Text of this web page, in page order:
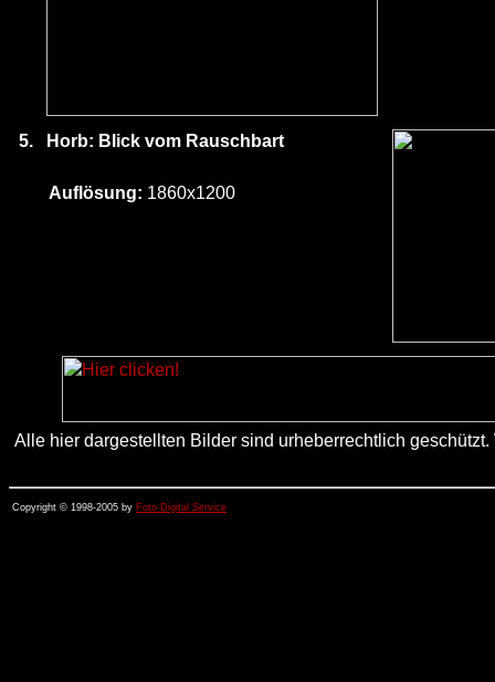
5. Horb: Blick vom Rauschbart
Auflösung: 1860x1200
Alle hier dargestellten Bilder sind urheberrechtlich
Copyright © 1998-2005 by Foto Digital Service